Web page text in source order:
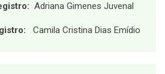
Adriana Gimenes Juvenal
Camila Cristina Dias Emídio